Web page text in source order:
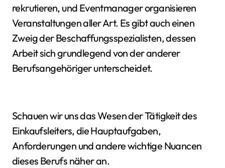
rekrutieren, und Eventmanager organisieren
Veranstaltungen aller Art. Es gibt auch einen
Zweig der Beschaffungsspezialisten, dessen
Arbeit sich grundlegend von der anderer
Berufsangehöriger unterscheidet.
Schauen wir uns das Wesen der Tätigkeit des
Einkaufsleiters, die Hauptaufgaben,
Anforderungen und andere wichtige Nuancen
dieses Berufs näher an.